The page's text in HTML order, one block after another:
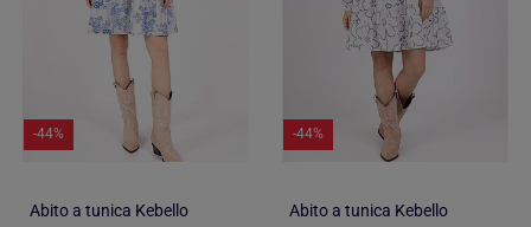
-44%
Abito a tunica Kebello
-44%
Abito a tunica Kebello